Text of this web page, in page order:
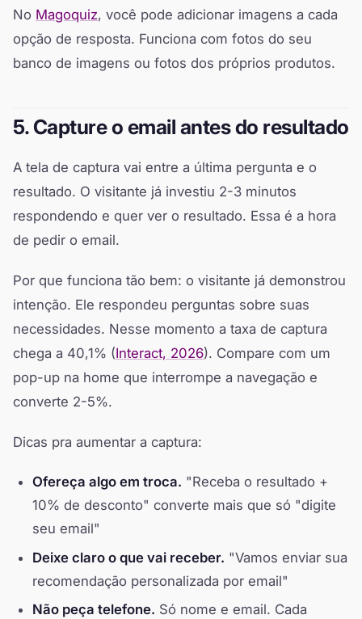
No Magoquiz, você pode adicionar imagens a cada
opção de resposta. Funciona com fotos do seu
banco de imagens ou fotos dos próprios produtos.
5. Capture o email antes do resultado
A tela de captura vai entre a última pergunta e o
resultado. O visitante já investiu 2-3 minutos
respondendo e quer ver o resultado. Essa é a hora
de pedir o email.
Por que funciona tão bem: o visitante já demonstrou
intenção. Ele respondeu perguntas sobre suas
necessidades. Nesse momento a taxa de captura
chega a 40,1% (Interact, 2026). Compare com um
pop-up na home que interrompe a navegação e
converte 2-5%.
Dicas pra aumentar a captura:
Ofereça algo em troca. "Receba o resultado +
10% de desconto" converte mais que só "digite
seu email"
Deixe claro o que vai receber. "Vamos enviar sua
recomendação personalizada por email"
Não peça telefone. Só nome e email. Cada